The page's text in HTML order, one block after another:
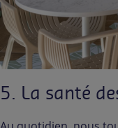
5. La santé